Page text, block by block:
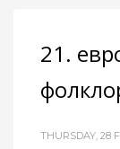
21.
THURSDAY, 28